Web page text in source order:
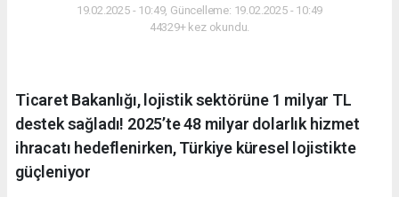
19.02.2025 - 10:49, Güncelleme: 19.02.2025 - 10:49
44329+ kez okundu.
Ticaret Bakanlığı, lojistik sektörüne 1 milyar TL
destek sağladı! 2025’te 48 milyar dolarlık hizmet
ihracatı hedeflenirken, Türkiye küresel lojistikte
güçleniyor